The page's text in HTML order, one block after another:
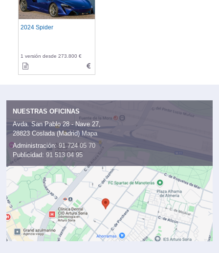
2024 Spider
1 versión desde 273.800 €
NUESTRAS OFICINAS
Avda. San Pablo 28 - Nave 27,
28823 Coslada (Madrid) Mapa
Administración: 91 724 05 70
Publicidad: 91 513 04 95